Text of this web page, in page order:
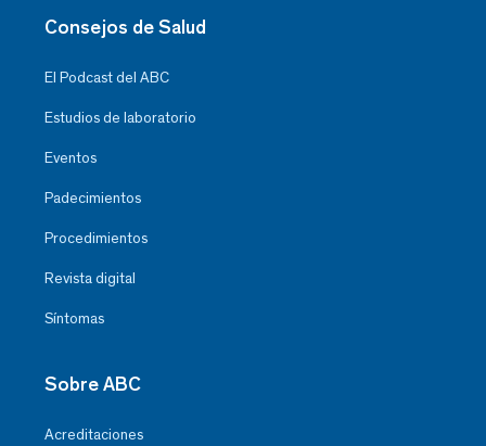
Consejos de Salud
El Podcast del ABC
Estudios de laboratorio
Eventos
Padecimientos
Procedimientos
Revista digital
Síntomas
Sobre ABC
Acreditaciones